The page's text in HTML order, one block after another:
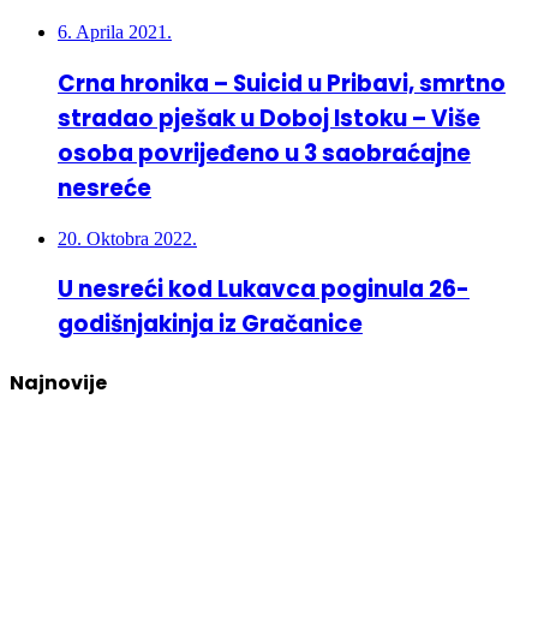
6. Aprila 2021.
Crna hronika – Suicid u Pribavi, smrtno
stradao pješak u Doboj Istoku – Više
osoba povrijeđeno u 3 saobraćajne
nesreće
20. Oktobra 2022.
U nesreći kod Lukavca poginula 26-
godišnjakinja iz Gračanice
Najnovije